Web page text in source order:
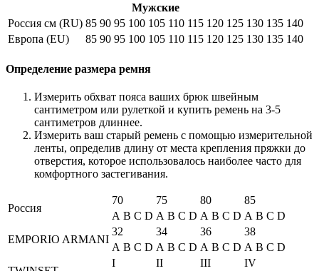
Мужские
Россия см (RU) 85 90 95 100 105 110 115 120 125 130 135 140
Европа (EU)
85 90 95 100 105 110 115 120 125 130 135 140
Определение размера ремня
Измерить обхват пояса ваших брюк швейным
сантиметром или рулеткой и купить ремень на 3-5
сантиметров длиннее.
Измерить ваш старый ремень с помощью измерительной
ленты, определив длину от места крепления пряжки до
отверстия, которое использовалось наиболее часто для
комфортного застегивания.
Россия
70 75 80
85
A B C D A B C D A B C D A B C D
EMPORIO ARMANI
32 34 36
38
A B C D A B C D A B C D A B C D
I II III
IV